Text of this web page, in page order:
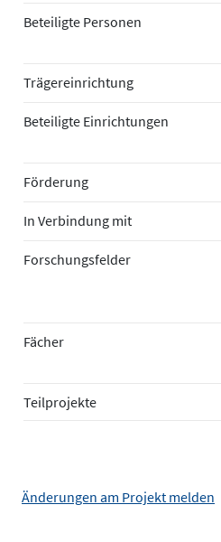
Beteiligte Personen
Trägereinrichtung
Beteiligte Einrichtungen
Förderung
In Verbindung mit
Forschungsfelder
Fächer
Teilprojekte
Änderungen am Projekt melden